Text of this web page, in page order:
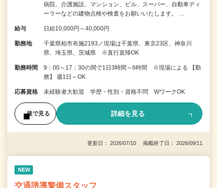
病院、介護施設、マンション、ビル、スーパー、自動車ディ
ーラーなどの建物点検や検査をお願いいたします。 …
給与 日給10,000円～40,000円
勤務地
千葉県柏市布施2193／現場は千葉県、東京23区、神奈川
県、埼玉県、茨城県 ※直行直帰OK
勤務時間
9：00～17：30の間で1日3時間～6時間 ※現場による 【勤
務】 週1日～OK
応募資格 未経験者大歓迎 学歴・性別・資格不問 WワークOK
後で見る 詳細を見る
更新日： 2026/07/10 掲載終了日： 2026/09/11
NEW
交通誘導警備スタッフ